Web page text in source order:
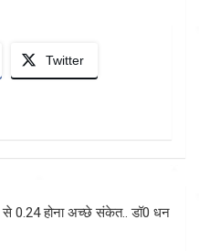
Twitter
0.24 होना अच्छे संकेत.. डॉ0 धन